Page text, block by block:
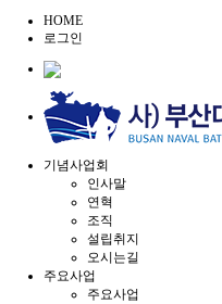
HOME
로그인
기념사업회
인사말
연혁
조직
설립취지
오시는길
주요사업
주요사업